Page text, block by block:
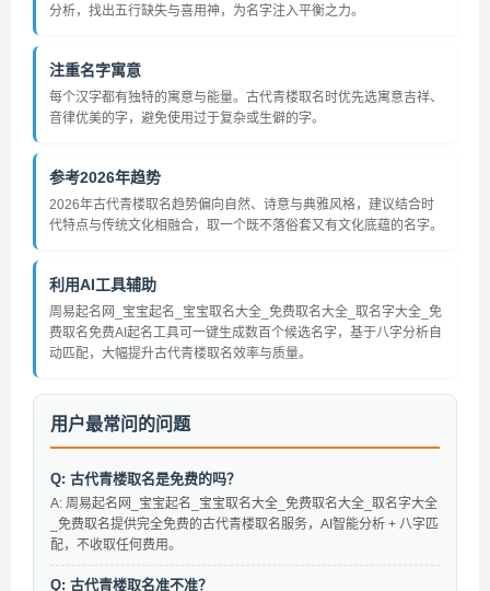
分析，找出五行缺失与喜用神，为名字注入平衡之力。
注重名字寓意
每个汉字都有独特的寓意与能量。古代青楼取名时优先选寓意吉祥、
音律优美的字，避免使用过于复杂或生僻的字。
参考2026年趋势
2026年古代青楼取名趋势偏向自然、诗意与典雅风格，建议结合时
代特点与传统文化相融合，取一个既不落俗套又有文化底蕴的名字。
利用AI工具辅助
周易起名网_宝宝起名_宝宝取名大全_免费取名大全_取名字大全_免
费取名免费AI起名工具可一键生成数百个候选名字，基于八字分析自
动匹配，大幅提升古代青楼取名效率与质量。
用户最常问的问题
Q: 古代青楼取名是免费的吗？
A: 周易起名网_宝宝起名_宝宝取名大全_免费取名大全_取名字大全
_免费取名提供完全免费的古代青楼取名服务，AI智能分析 + 八字匹
配，不收取任何费用。
Q: 古代青楼取名准不准？